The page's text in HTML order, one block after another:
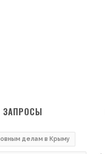
делам в Крыму